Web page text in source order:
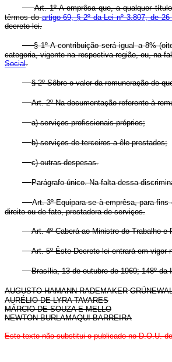
Art. 1º A emprêsa que, a qualquer
têrmos doartigo 69, § 2º da Lei nº 3.807, de
decreto-lei.
§ 1º A contribuição será igual a 8%
categoria, vigente na respectiva região, ou, na
Social.
§ 2º Sôbre o valor da remuneração de
Art. 2º Na documentação referente à
a) serviços profissionais próprios;
b) serviços de terceiros a êle prestados;
c) outras despesas.
Parágrafo único. Na falta dessa
Art. 3º Equipara-se à emprêsa, para
direito ou de fato, prestadora de serviços.
Art. 4º Caberá ao Ministro do Trabalho
Art. 5º Êste Decreto-lei entrará em
Brasília, 13 de outubro de 1969; 148º da
AUGUSTO HAMANN RADEMAKER
AURÉLIO DE LYRA TAVARES
MÁRCIO DE SOUZA E MELLO
NEWTON BURLAMAQUI BARREIRA
Este texto não substitui o publicado no D.O.U.